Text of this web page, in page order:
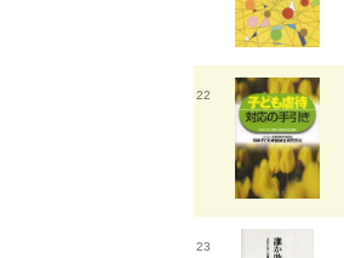
22
23